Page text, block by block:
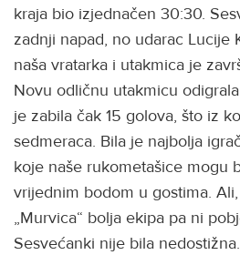
kraja bio izjednačen 30:30.
zadnji napad, no udarac Lucije
naša vratarka i utakmica je
Novu odličnu utakmicu
je zabila čak 15 golova, što iz
sedmeraca. Bila je najbolja
koje naše rukometašice mogu
vrijednim bodom u gostima.
„Murvica“ bolja ekipa pa ni
Sesvećanki nije bila nedostižna.